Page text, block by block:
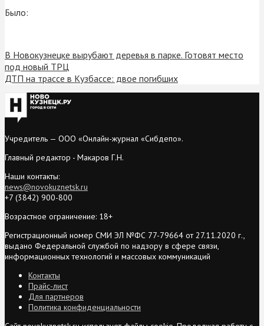
Было:
В Новокузнецке вырубают деревья в парке. Готовят место
под новый ТРЦ
ДТП на трассе в Кузбассе: двое погибших
Учредитель — ООО «Онлайн-журнал «Сибдепо».
Главный редактор - Макаров Г.Н.
Наши контакты:
news@novokuznetsk.ru
+7 (3842) 900-800
Возрастное ограничение: 18+
Регистрационный номер СМИ ЭЛ №ФС 77-79664 от 27.11.2020 г.,
выдано Федеральной службой по надзору в сфере связи,
информационных технологий и массовых коммуникаций
Контакты
Прайс-лист
Для партнеров
Политика конфиденциальности